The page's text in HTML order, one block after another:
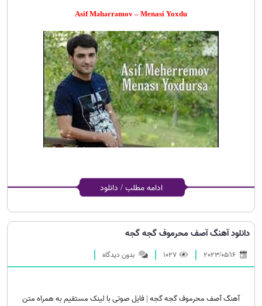
Asif Məhərrəmov – Menasi Yoxdu
ادامه مطلب / دانلود
دانلود آهنگ آصف محرموف گجه گجه
1027 بدون دیدگاه
آهنگ آصف محرموف گجه گجه | فایل صوتی با لینک مستقیم به همراه متن